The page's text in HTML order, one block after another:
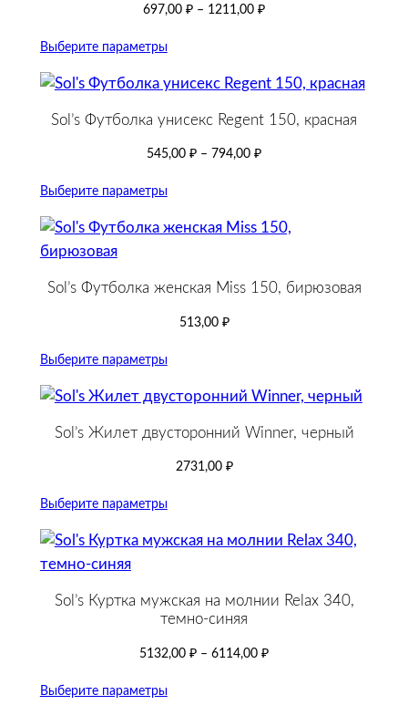
697,00 ₽ – 1211,00 ₽
Выберите параметры
Sol’s Футболка унисекс Regent 150, красная
545,00 ₽ – 794,00 ₽
Выберите параметры
Sol’s Футболка женская Miss 150, бирюзовая
513,00 ₽
Выберите параметры
Sol’s Жилет двусторонний Winner, черный
2731,00 ₽
Выберите параметры
Sol’s Куртка мужская на молнии Relax 340,
темно-синяя
5132,00 ₽ – 6114,00 ₽
Выберите параметры